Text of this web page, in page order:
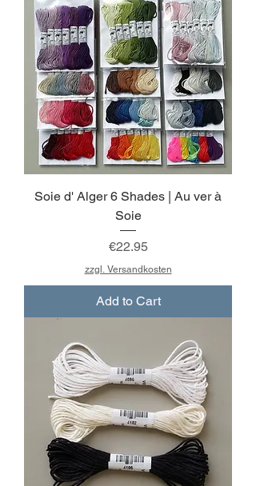
Soie d' Alger 6 Shades | Au ver à
Soie
Price
€22.95
zzgl. Versandkosten
Add to Cart